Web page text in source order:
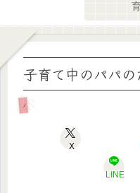
子育て中のパパ
パパとしてのライフスタイルとセルフ
X
LINE